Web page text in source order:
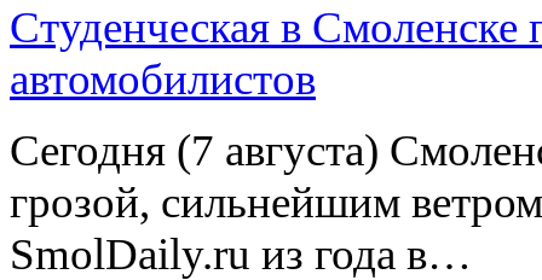
Студенческая в Смоленске
автомобилистов
Сегодня (7 августа)
грозой, сильнейшим
SmolDaily.ru из года в…